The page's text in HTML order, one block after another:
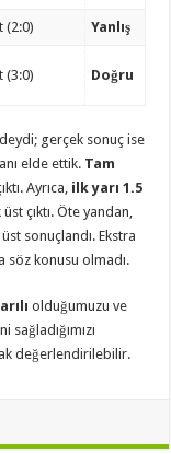
(2:0) Yanlış
(3:0) Doğru
gerçek sonuç ise
elde ettik. Tam
Ayrıca, ilk yarı 1.5
çıktı. Öte yandan,
sonuçlandı. Ekstra
söz konusu olmadı.
olduğumuzu ve
değerlendirilebilir.